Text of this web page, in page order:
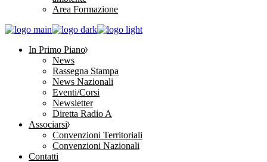
Area Formazione
In Primo Piano
News
Rassegna Stampa
News Nazionali
Eventi/Corsi
Newsletter
Diretta Radio A
Associarsi
Convenzioni Territoriali
Convenzioni Nazionali
Contatti